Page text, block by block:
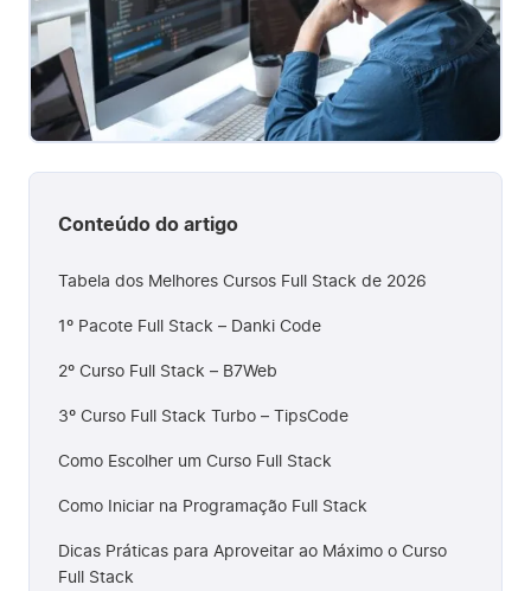
Conteúdo do artigo
Tabela dos Melhores Cursos Full Stack de 2026
1º Pacote Full Stack – Danki Code
2º Curso Full Stack – B7Web
3º Curso Full Stack Turbo – TipsCode
Como Escolher um Curso Full Stack
Como Iniciar na Programação Full Stack
Dicas Práticas para Aproveitar ao Máximo o Curso
Full Stack